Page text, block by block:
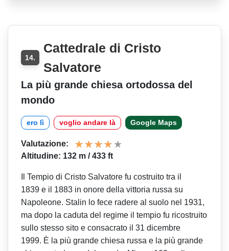
14.
Cattedrale di Cristo
Salvatore
La più grande chiesa ortodossa del
mondo
ero lì voglio andare là Google Maps
Valutazione:
Altitudine: 132 m / 433 ft
Il Tempio di Cristo Salvatore fu costruito tra il
1839 e il 1883 in onore della vittoria russa su
Napoleone. Stalin lo fece radere al suolo nel 1931,
ma dopo la caduta del regime il tempio fu ricostruito
sullo stesso sito e consacrato il 31 dicembre
1999. È la più grande chiesa russa e la più grande